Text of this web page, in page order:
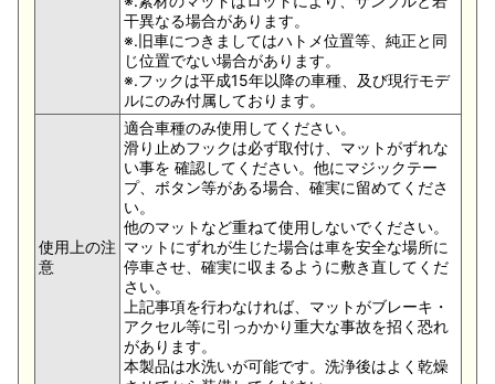
干異なる場合があります。
※.旧車につきましてはハトメ位置等、純正と同
じ位置でない場合があります。
※.フックは平成15年以降の車種、及び現行モデ
ルにのみ付属しております。
使用上の注
意
適合車種のみ使用してください。
滑り止めフックは必ず取付け、マットがずれな
い事を 確認してください。他にマジックテー
プ、ボタン等がある場合、確実に留めてくださ
い。
他のマットなど重ねて使用しないでください。
マットにずれが生じた場合は車を安全な場所に
停車させ、確実に収まるように敷き直してくだ
さい。
上記事項を行わなければ、マットがブレーキ・
アクセル等に引っかかり重大な事故を招く恐れ
があります。
本製品は水洗いが可能です。洗浄後はよく乾燥